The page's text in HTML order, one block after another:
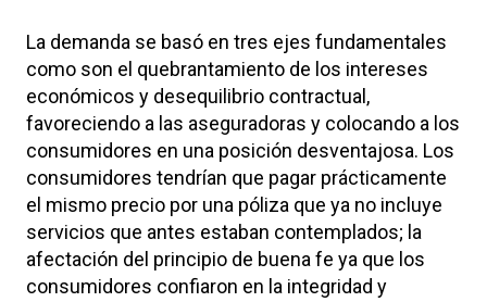
La demanda se basó en tres ejes fundamentales
como son el quebrantamiento de los intereses
económicos y desequilibrio contractual,
favoreciendo a las aseguradoras y colocando a los
consumidores en una posición desventajosa. Los
consumidores tendrían que pagar prácticamente
el mismo precio por una póliza que ya no incluye
servicios que antes estaban contemplados; la
afectación del principio de buena fe ya que los
consumidores confiaron en la integridad y